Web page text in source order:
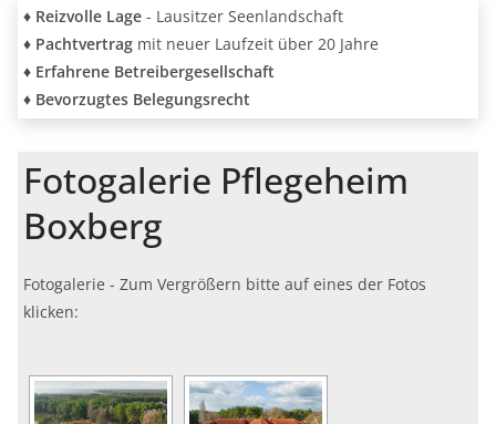
♦ Reizvolle Lage - Lausitzer Seenlandschaft
♦ Pachtvertrag mit neuer Laufzeit über 20 Jahre
♦ Erfahrene Betreibergesellschaft
♦ Bevorzugtes Belegungsrecht
Fotogalerie Pflegeheim
Boxberg
Fotogalerie - Zum Vergrößern bitte auf eines der Fotos
klicken: